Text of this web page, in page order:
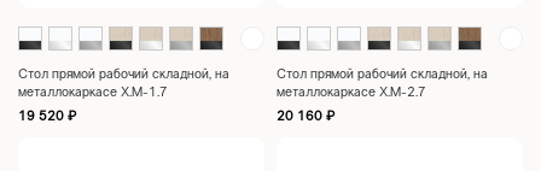
Стол прямой рабочий складной, на
металлокаркасе X.M-1.7
19 520 ₽
Стол прямой рабочий складной, на
металлокаркасе X.M-2.7
20 160 ₽